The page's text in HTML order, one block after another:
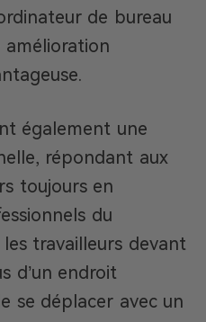
de bureau
amélioration
également une
répondant aux
toujours en
du
travailleurs devant
d’un endroit
se déplacer avec un